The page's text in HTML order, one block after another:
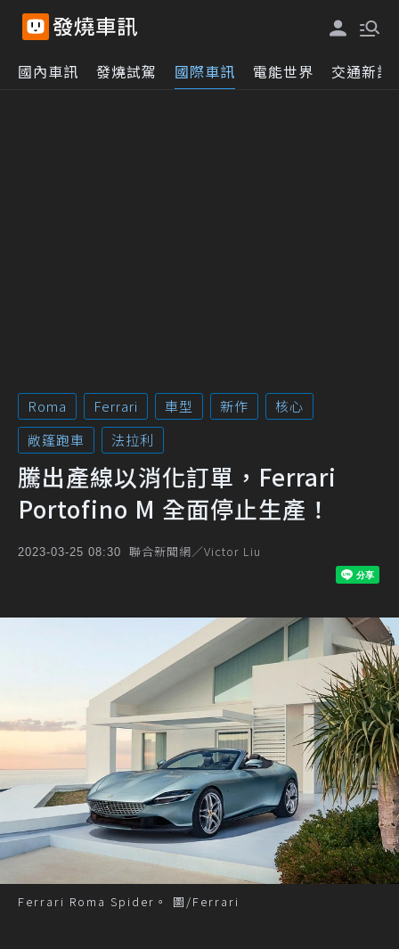
國內車訊 發燒試駕 國際車訊 電能世界 交通新訊
Roma Ferrari 車型 新作
核心
敞篷跑車
法拉利
騰出產線以消化訂單，Ferrari
Portofino M 全面停止生產！
2023-03-25 08:30 聯合新聞網／Victor Liu
Ferrari Roma Spider。 圖/Ferrari